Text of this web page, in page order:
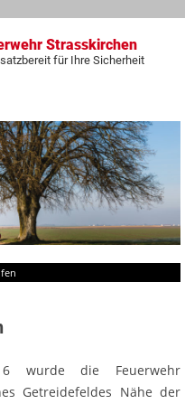
Strasskirchen
für Ihre Sicherheit
wurde die Feuerwehr
Getreidefeldes Nähe der